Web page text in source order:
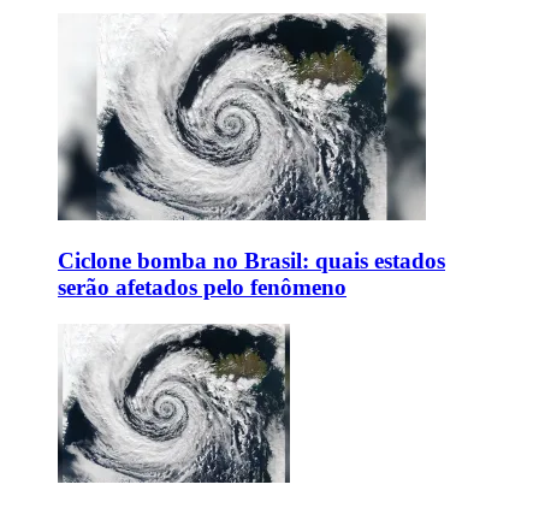
Ciclone bomba no Brasil: quais estados
serão afetados pelo fenômeno